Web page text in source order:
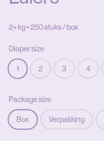
2+ kg• 250 stuks / box
Diaper size
1 2 3 4
Package size
Box Verpakking